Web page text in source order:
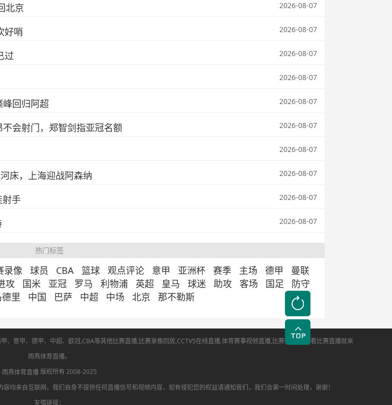
北京 2026-08-07
好哨 2026-08-07
过 2026-08-07
2026-08-07
回归阿超 2026-08-07
会射门，郑智剑指亚冠名额 2026-08-07
2026-08-07
床，上海迎战阿森纳 2026-08-07
射手 2026-08-07
2026-08-07
热门标签
录像 球员 CBA 篮球 观点评论 意甲 亚洲杯 赛季 主场 德甲
曼联
攻 国米 亚冠 罗马 利物浦 英超 皇马 球迷 助攻 客场 国足
防守
里 中国 巴萨 中超 中场 北京 那不勒斯
意甲、德甲、中超、欧冠,CBA等其他比赛直播,比赛录像回放,CCTV5在线直播,体育赛事视频直播,比赛新闻报道,看比赛直播就来
雨燕体育直播。
雨燕体育直播版权所有 2008-2025
均来自互联网，我们自身不提供任何直播信号和视频内容，如有侵犯您的权益请通知我们，我们会第一时间处理，谢谢！
友情链接：